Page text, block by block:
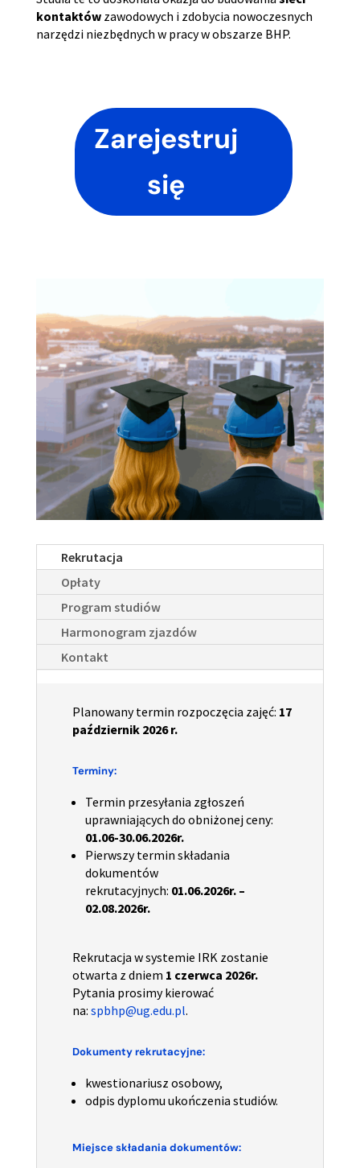
kontaktówzawodowych i zdobycia nowoczesnych
narzędzi niezbędnych w pracy w obszarze BHP.
Zarejestruj
się
Rekrutacja
Opłaty
Program studiów
Harmonogram zjazdów
Kontakt
Planowany termin rozpoczęcia zajęć: 17
październik 2026 r.
Terminy:
Termin przesyłania zgłoszeń
uprawniających do obniżonej ceny:
01.06-30.06.2026r.
Pierwszy termin składania
dokumentów
rekrutacyjnych: 01.06.2026r. –
02.08.2026r.
Rekrutacja w systemie IRK zostanie
otwarta z dniem 1 czerwca 2026r.
Pytania prosimy kierować
na: spbhp@ug.edu.pl.
Dokumenty rekrutacyjne:
kwestionariusz osobowy,
odpis dyplomu ukończenia studiów.
Miejsce składania dokumentów: